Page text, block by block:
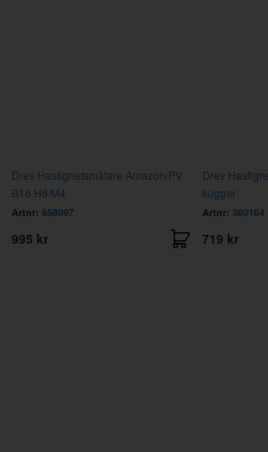
Drev Hastighetsmätare Amazon/PV
B16 H6/M4
Artnr: 658097
995 kr
Drev
kuggar
Artnr: 380164
719 kr